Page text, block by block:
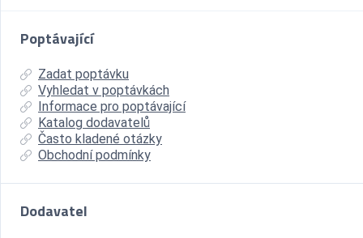
Poptávající
Zadat poptávku
Vyhledat v poptávkách
Informace pro poptávající
Katalog dodavatelů
Často kladené otázky
Obchodní podmínky
Dodavatel